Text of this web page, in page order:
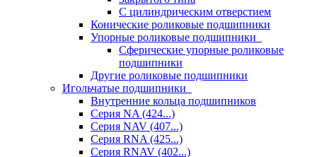
С цилиндрическим отверстием
Конические роликовые подшипники
Упорные роликовые подшипники
Сферические упорные роликовые
подшипники
Другие роликовые подшипники
Игольчатые подшипники
Внутренние кольца подшипников
Серия NA (424...)
Серия NAV (407...)
Серия RNA (425...)
Серия RNAV (402...)